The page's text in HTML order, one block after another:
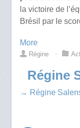
la victoire de
Brésil par le
More
Régine ⋅
Régine
→ Régine